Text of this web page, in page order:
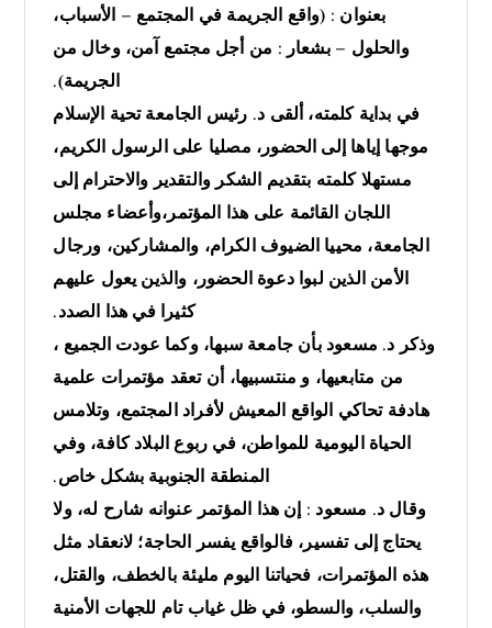
بعنوان : (واقع الجريمة في المجتمع – الأسباب،
والحلول – بشعار : من أجل مجتمع آمن، وخال من
الجريمة).
في بداية كلمته، ألقى د. رئيس الجامعة تحية الإسلام
موجها إياها إلى الحضور، مصليا على الرسول الكريم،
مستهلا كلمته بتقديم الشكر والتقدير والاحترام إلى
اللجان القائمة على هذا المؤتمر،وأعضاء مجلس
الجامعة، محييا الضيوف الكرام، والمشاركين، ورجال
الأمن الذين لبوا دعوة الحضور، والذين يعول عليهم
كثيرا في هذا الصدد.
وذكر د. مسعود بأن جامعة سبها، وكما عودت الجميع ،
من متابعيها، و منتسبيها، أن تعقد مؤتمرات علمية
هادفة تحاكي الواقع المعيش لأفراد المجتمع، وتلامس
الحياة اليومية للمواطن، في ربوع البلاد كافة، وفي
المنطقة الجنوبية بشكل خاص.
وقال د. مسعود : إن هذا المؤتمر عنوانه شارح له، ولا
يحتاج إلى تفسير، فالواقع يفسر الحاجة؛ لانعقاد مثل
هذه المؤتمرات، فحياتنا اليوم مليئة بالخطف، والقتل،
والسلب، والسطو، في ظل غياب تام للجهات الأمنية